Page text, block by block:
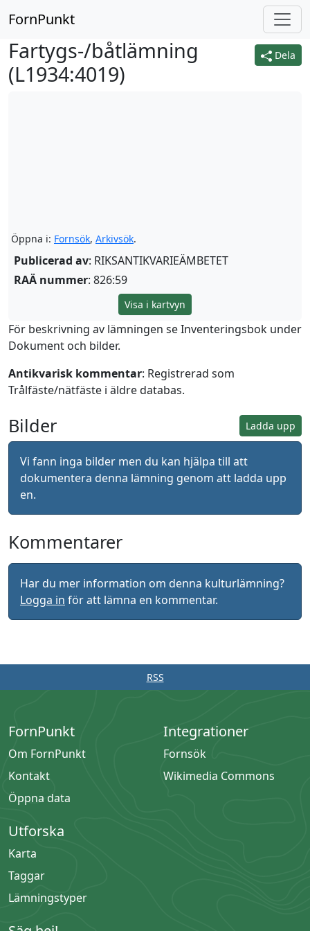
FornPunkt
Dela
Fartygs-/båtlämning
(L1934:4019)
Öppna i: Fornsök, Arkivsök.
Publicerad av: RIKSANTIKVARIEÄMBETET
RAÄ nummer: 826:59
Visa i kartvyn
För beskrivning av lämningen se Inventeringsbok under
Dokument och bilder.
Antikvarisk kommentar: Registrerad som
Trålfäste/nätfäste i äldre databas.
Ladda upp
Bilder
Vi fann inga bilder men du kan hjälpa till att
dokumentera denna lämning genom att ladda upp
en.
Kommentarer
Har du mer information om denna kulturlämning?
Logga in för att lämna en kommentar.
RSS
FornPunkt
Om FornPunkt
Kontakt
Öppna data
Integrationer
Fornsök
Wikimedia Commons
Utforska
Karta
Taggar
Lämningstyper